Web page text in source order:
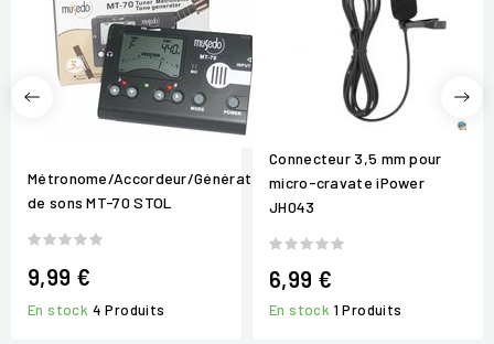
Métronome/Accordeur/Générateur
de sons MT-70 STOL
9,99 €
En stock 4 Produits
Connecteur 3,5 mm pour
micro-cravate iPower
JH043
6,99 €
En stock 1 Produits